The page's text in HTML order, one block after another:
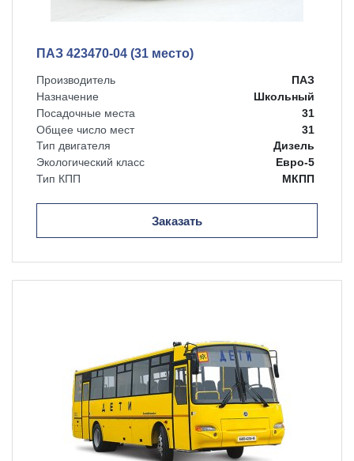
ПАЗ 423470-04 (31 место)
Производитель
ПАЗ
Назначение
Школьный
Посадочные места
31
Общее число мест
31
Тип двигателя
Дизель
Экологический класс
Евро-5
Тип КПП
МКПП
Заказать